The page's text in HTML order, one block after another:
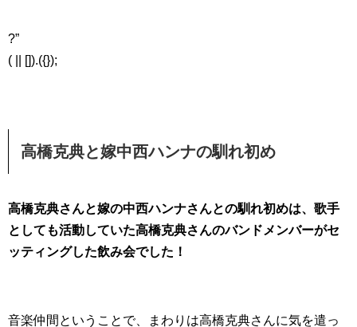
?”
( || []).({});
高橋克典と嫁中西ハンナの馴れ初め
高橋克典さんと嫁の中西ハンナさんとの馴れ初めは、歌手
としても活動していた高橋克典さんのバンドメンバーがセ
ッティングした飲み会でした！
音楽仲間ということで、まわりは高橋克典さんに気を遣っ